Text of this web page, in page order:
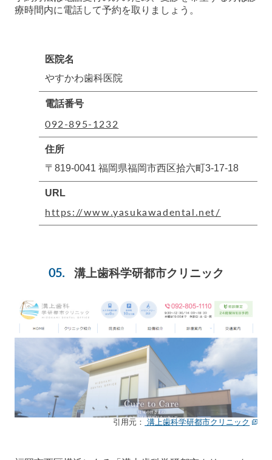
療時間内に電話して予約を取りましょう。
医院名
やすかわ歯科医院
電話番号
092-895-1232
住所
〒819-0041 福岡県福岡市西区拾六町3-17-18
URL
https://www.yasukawadental.net/
溝上歯科学研都市クリニック
引用元： 溝上歯科学研都市クリニック